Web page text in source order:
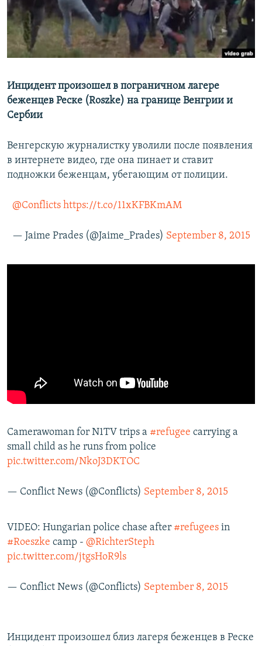
Инцидент произошел в пограничном лагере
беженцев Реcке (Roszke) на границе Венгрии и
Сербии
Венгерскую журналистку уволили после появления
в интернете видео, где она пинает и ставит
подножки беженцам, убегающим от полиции.
@Conflicts https://t.co/11xKFBKmAM
— Jaime Prades (@Jaime_Prades) September 8, 2015
Camerawoman for N1TV trips a #refugee carrying a
small child as he runs from police
pic.twitter.com/NkoJ3DKTOC
— Conflict News (@Conflicts) September 8, 2015
VIDEO: Hungarian police chase after #refugees in
#Roeszke camp - @RichterSteph
pic.twitter.com/jtgsHoR9ls
— Conflict News (@Conflicts) September 8, 2015
Инцидент произошел близ лагеря беженцев в Реcке